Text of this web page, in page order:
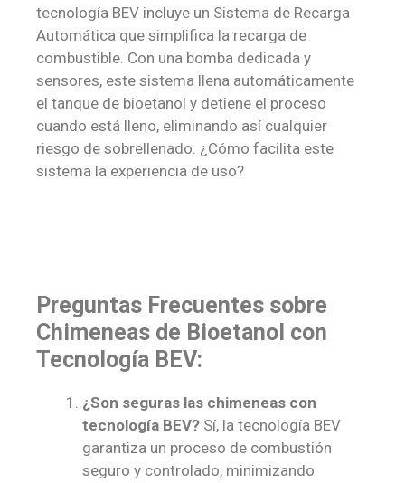
tecnología BEV incluye un Sistema de Recarga
Automática que simplifica la recarga de
combustible. Con una bomba dedicada y
sensores, este sistema llena automáticamente
el tanque de bioetanol y detiene el proceso
cuando está lleno, eliminando así cualquier
riesgo de sobrellenado. ¿Cómo facilita este
sistema la experiencia de uso?
Preguntas Frecuentes sobre
Chimeneas de Bioetanol con
Tecnología BEV:
¿Son seguras las chimeneas con
tecnología BEV? Sí, la tecnología BEV
garantiza un proceso de combustión
seguro y controlado, minimizando